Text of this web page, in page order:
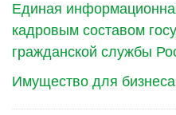
Единая
кадровым составом
гражданской службы
Имущество для бизнеса